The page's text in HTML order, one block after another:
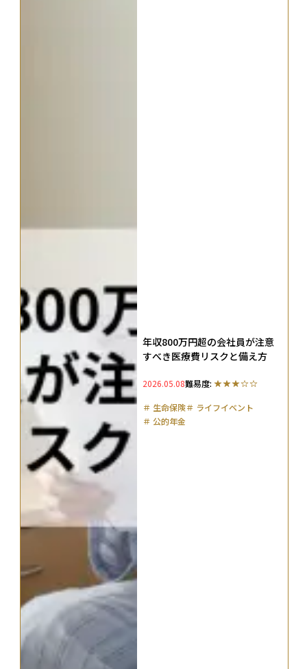
年収800万円超の会社員が注意
すべき医療費リスクと備え方
2026.05.08難易度:
＃ 生命保険＃ ライフイベント
＃ 公的年金